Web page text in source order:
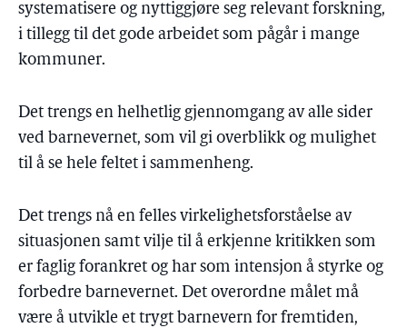
systematisere og nyttiggjøre seg relevant forskning,
i tillegg til det gode arbeidet som pågår i mange
kommuner.
Det trengs en helhetlig gjennomgang av alle sider
ved barnevernet, som vil gi overblikk og mulighet
til å se hele feltet i sammenheng.
Det trengs nå en felles virkelighetsforståelse av
situasjonen samt vilje til å erkjenne kritikken som
er faglig forankret og har som intensjon å styrke og
forbedre barnevernet. Det overordne målet må
være å utvikle et trygt barnevern for fremtiden,